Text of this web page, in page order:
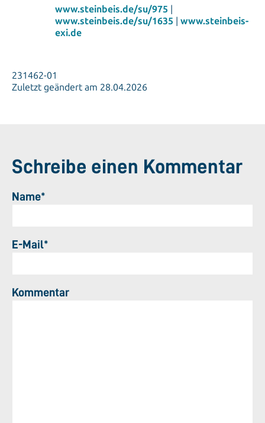
www.steinbeis.de/su/975 |
www.steinbeis.de/su/1635 | www.steinbeis-
exi.de
231462-01
Zuletzt geändert am 28.04.2026
Schreibe einen Kommentar
Name*
E-Mail*
Kommentar